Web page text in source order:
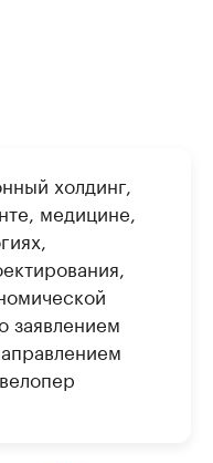
холдинг,
медицине,
заявлением